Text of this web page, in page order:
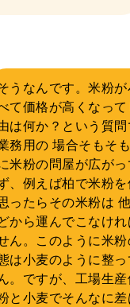
うなんです。米粉が
て価格が高くなって
は何か？という質問
務用の 場合そもそ
米粉の問屋が広がっ
、例えば柏で米粉を
ったらその米粉は
から運んでこなけれ
ん。このように米
は小麦のように整
。ですが、工場生
と小麦でそんなに差